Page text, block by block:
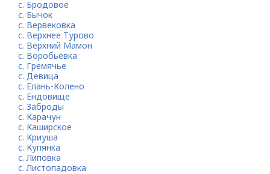
с. Бродовое
с. Бычок
с. Вервековка
с. Верхнее Турово
с. Верхний Мамон
с. Воробьёвка
с. Гремячье
с. Девица
с. Елань-Колено
с. Ендовище
с. Заброды
с. Карачун
с. Каширское
с. Криуша
с. Купянка
с. Липовка
с. Листопадовка